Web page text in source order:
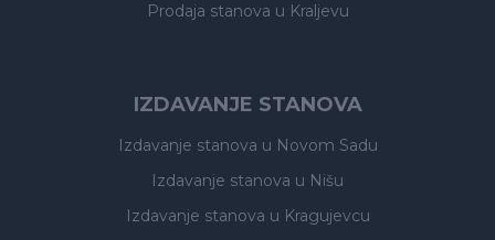
Prodaja stanova u Kraljevu
IZDAVANJE STANOVA
Izdavanje stanova u Novom Sadu
Izdavanje stanova u Nišu
Izdavanje stanova u Kragujevcu